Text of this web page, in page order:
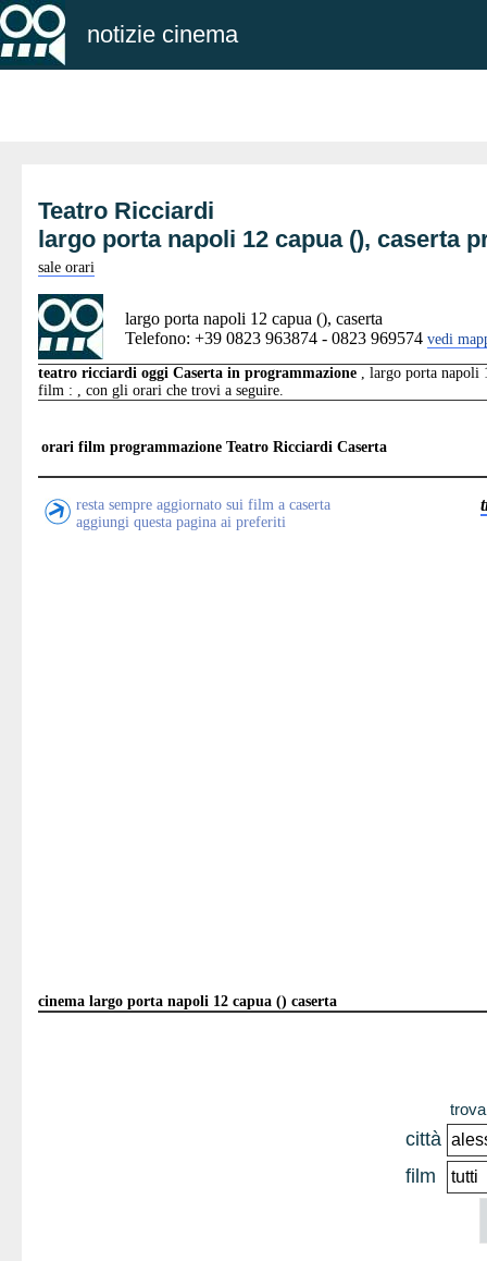
notizie cinema
Teatro Ricciardi
largo porta napoli 12 capua (), caserta
sale orari
largo porta napoli 12 capua (), caserta
Telefono: +39 0823 963874 - 0823 969574 vedi
teatro ricciardi oggi Caserta in programmazione , largo porta napoli
film : , con gli orari che trovi a seguire.
orari film programmazione Teatro Ricciardi Caserta
resta sempre aggiornato sui film a caserta
aggiungi questa pagina ai preferiti
cinema largo porta napoli 12 capua () caserta
città
film